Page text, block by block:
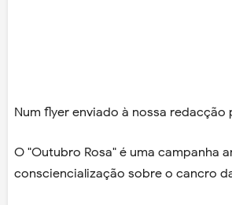
Num flyer enviado à nossa redacção
O "Outubro Rosa" é uma campanha
consciencialização sobre o cancro